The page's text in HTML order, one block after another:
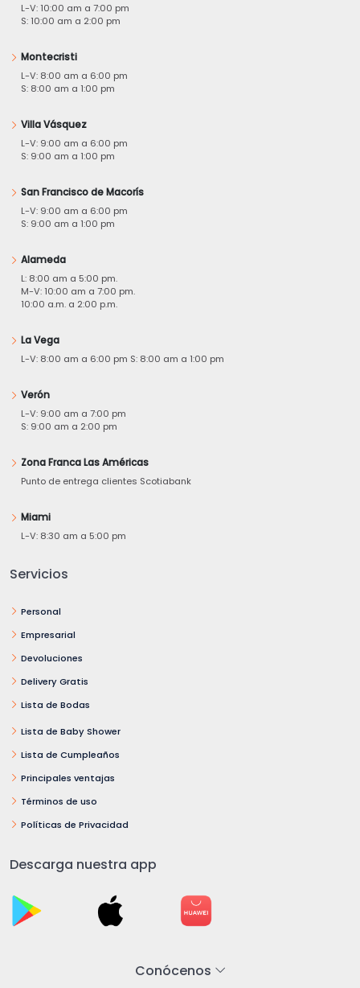
L-V: 10:00 am a 7:00 pm
S: 10:00 am a 2:00 pm
Montecristi
L-V: 8:00 am a 6:00 pm
S: 8:00 am a 1:00 pm
Villa Vásquez
L-V: 9:00 am a 6:00 pm
S: 9:00 am a 1:00 pm
San Francisco de Macorís
L-V: 9:00 am a 6:00 pm
S: 9:00 am a 1:00 pm
Alameda
L: 8:00 am a 5:00 pm.
M-V: 10:00 am a 7:00 pm.
10:00 a.m. a 2:00 p.m.
La Vega
L-V: 8:00 am a 6:00 pm S: 8:00 am a 1:00 pm
Verón
L-V: 9:00 am a 7:00 pm
S: 9:00 am a 2:00 pm
Zona Franca Las Américas
Punto de entrega clientes Scotiabank
Miami
L-V: 8:30 am a 5:00 pm
Servicios
Personal
Empresarial
Devoluciones
Delivery Gratis
Lista de Bodas
Lista de Baby Shower
Lista de Cumpleaños
Principales ventajas
Términos de uso
Políticas de Privacidad
Descarga nuestra app
Conócenos